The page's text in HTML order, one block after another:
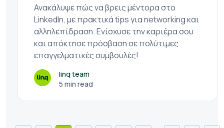
Ανακάλυψε πώς να βρεις μέντορα στο
LinkedIn, με πρακτικά tips για networking και
αλληλεπίδραση. Ενίσχυσε την καριέρα σου
και απόκτησε πρόσβαση σε πολύτιμες
επαγγελματικές συμβουλές!
linq team
5 min read